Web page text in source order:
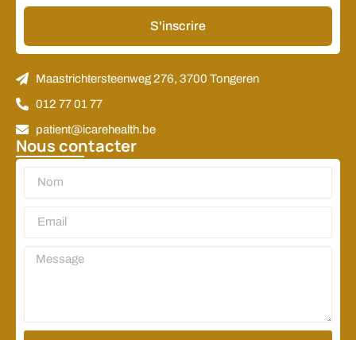
S'inscrire
Alternative:
Maastrichtersteenweg 276, 3700 Tongeren
012 77 01 77
patient@icarehealth.be
Nous contacter